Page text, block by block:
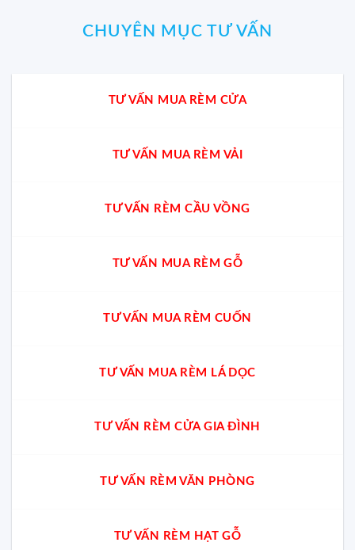
CHUYÊN MỤC TƯ VẤN
TƯ VẤN MUA RÈM CỬA
TƯ VẤN MUA RÈM VẢI
TƯ VẤN RÈM CẦU VỒNG
TƯ VẤN MUA RÈM GỖ
TƯ VẤN MUA RÈM CUỐN
TƯ VẤN MUA RÈM LÁ DỌC
TƯ VẤN RÈM CỬA GIA ĐÌNH
TƯ VẤN RÈM VĂN PHÒNG
TƯ VẤN RÈM HẠT GỖ